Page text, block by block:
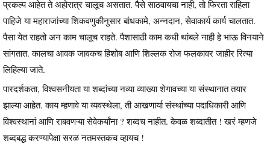
प्रकल्प आहेत ते अहोरात्र चालूच असतात. पैसे साठवायचा नाही, तो फिरता राहिला
पाहिजे या महाराजांच्या शिकवणुकीनुसार बांधकामे, अन्नदान, सेवाकार्य कार्य चालतात.
पैसा येत राहतो अन काम चालूच राहते. पैशासाठी काम कधी थांबले नाही हे भाऊ विनयाने
सांगतात. कालचा आवक जावकच हिशोब आणि शिल्लक रोज फलकावर जाहीर रित्या
लिहिल्या जाते.
पारदर्शकता, विश्वसनीयता या शब्दांच्या नव्या व्याख्या शेगावच्या या संस्थानात तयार
झाल्या आहेत. काय म्हणावे या व्यवस्थेला, ती आखणार्या संस्थांच्या पदाधिकारी आणि
विश्वस्थानां आणि राबवणऱ्या सेवेकर्यांना ? शब्दच नाहीत. केवळ शब्दातीत ! खरं म्हणजे
शब्दबद्ध करण्यापेक्षा सरळ नतमस्तकच व्हायच !